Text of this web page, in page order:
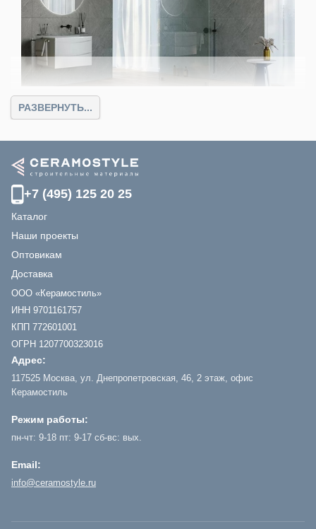
Размер
1550 руб.
РАЗВЕРНУТЬ...
+7 (495) 125 20 25
Каталог
Наши проекты
Оптовикам
Доставка
ООО «Керамостиль»
ИНН 9701161757
КПП 772601001
ОГРН 1207700323016
Адрес:
117525 Москва, ул. Днепропетровская, 46, 2 этаж, офис
Керамостиль
Режим работы:
пн-чт: 9-18 пт: 9-17 сб-вс: вых.
Email:
info@ceramostyle.ru